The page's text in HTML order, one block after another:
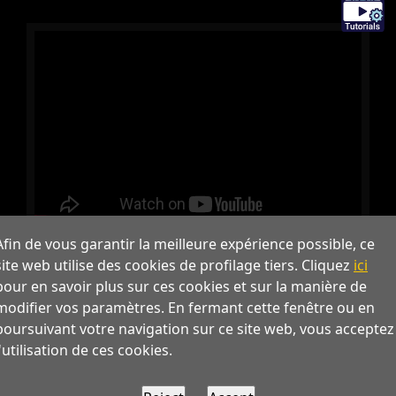
de vous garantir la meilleure expérience possible, ce
web utilise des cookies de profilage tiers. Cliquez ici
en savoir plus sur ces cookies et sur la manière de
vos paramètres. En fermant cette fenêtre ou en
votre navigation sur ce site web, vous acceptez
de ces cookies.